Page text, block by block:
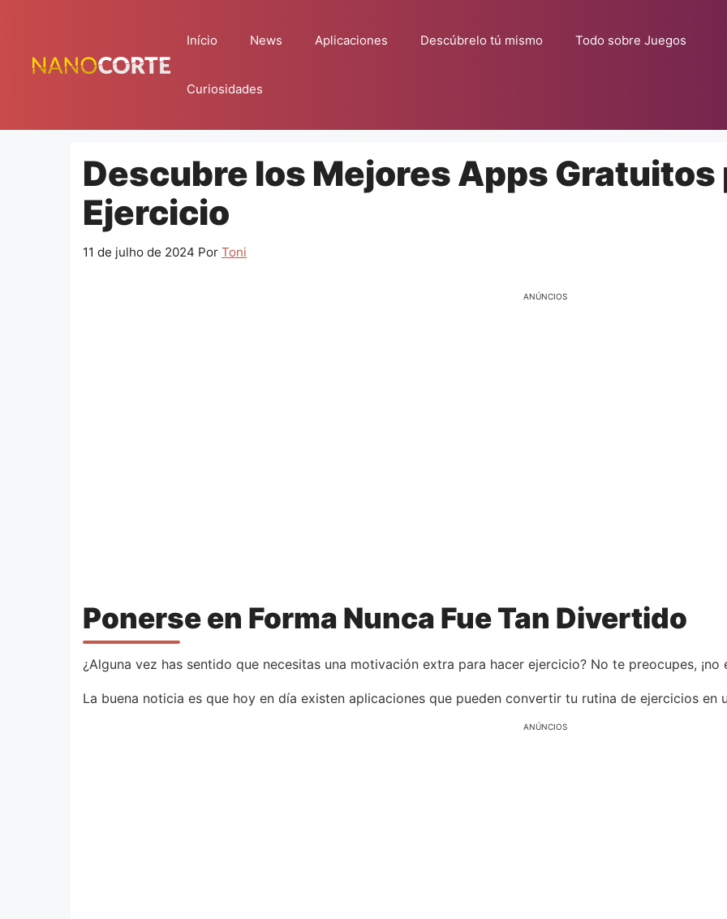
conteúdo
Início News Aplicaciones Descúbrelo tú mismo Todo sobre Juegos
Curiosidades
Descubre los Mejores Apps Gratuitos
Ejercicio
11 de julho de 2024 Por Toni
ANÚNCIOS
Ponerse en Forma Nunca Fue Tan Divertido
¿Alguna vez has sentido que necesitas una motivación extra para hacer ejercicio? No te preocupes,
La buena noticia es que hoy en día existen aplicaciones que pueden convertir tu rutina de ejercicios
ANÚNCIOS